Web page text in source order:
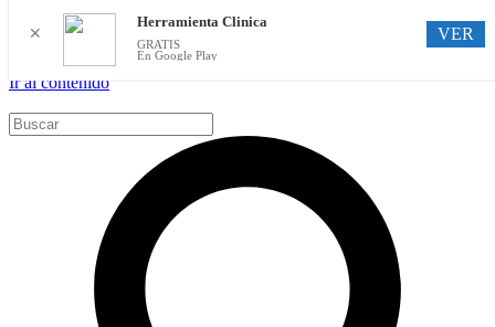
Ir al contenido
✕
Herramienta Clinica
GRATIS
En Google Play
VER